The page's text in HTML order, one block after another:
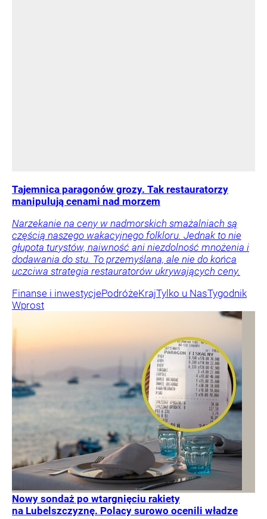
Tajemnica paragonów grozy. Tak restauratorzy
manipulują cenami nad morzem
Narzekanie na ceny w nadmorskich smażalniach są
częścią naszego wakacyjnego folkloru. Jednak to nie
głupota turystów, naiwność ani niezdolność mnożenia i
dodawania do stu. To przemyślana, ale nie do końca
uczciwa strategia restauratorów ukrywających ceny.
Finanse i inwestycjePodróżeKrajTylko u NasTygodnik
Wprost
Nowy sondaż po wtargnięciu rakiety
na Lubelszczyznę. Polacy surowo ocenili władze